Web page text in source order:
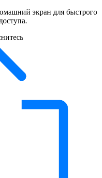
экран для быстрого